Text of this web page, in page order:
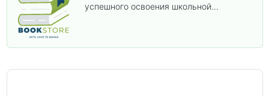
успешного освоения школьной
аттестации, а также расширить кругозор